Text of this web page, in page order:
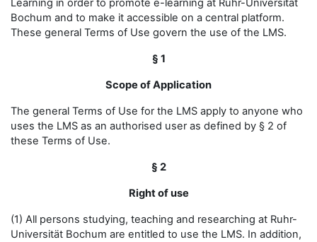
Learning in order to promote e-learning at Ruhr-Universität
Bochum and to make it accessible on a central platform.
These general Terms of Use govern the use of the LMS.
§ 1
Scope of Application
The general Terms of Use for the LMS apply to anyone who
uses the LMS as an authorised user as defined by § 2 of
these Terms of Use.
§ 2
Right of use
(1) All persons studying, teaching and researching at Ruhr-
Universität Bochum are entitled to use the LMS. In addition,